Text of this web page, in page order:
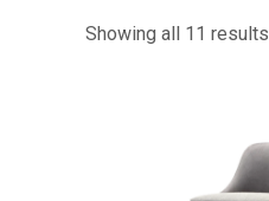
Showing all 11 results